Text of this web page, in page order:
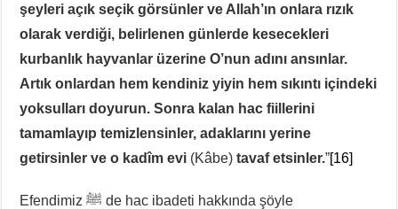
şeyleri açık seçik görsünler ve Allah’ın onlara rızık
olarak verdiği, belirlenen günlerde kesecekleri
kurbanlık hayvanlar üzerine O’nun adını ansınlar.
Artık onlardan hem kendiniz yiyin hem sıkıntı içindeki
yoksulları doyurun. Sonra kalan hac fiillerini
tamamlayıp temizlensinler, adaklarını yerine
getirsinler ve o kadîm evi (Kâbe) tavaf etsinler.”[16]
Efendimiz ﷺ de hac ibadeti hakkında şöyle